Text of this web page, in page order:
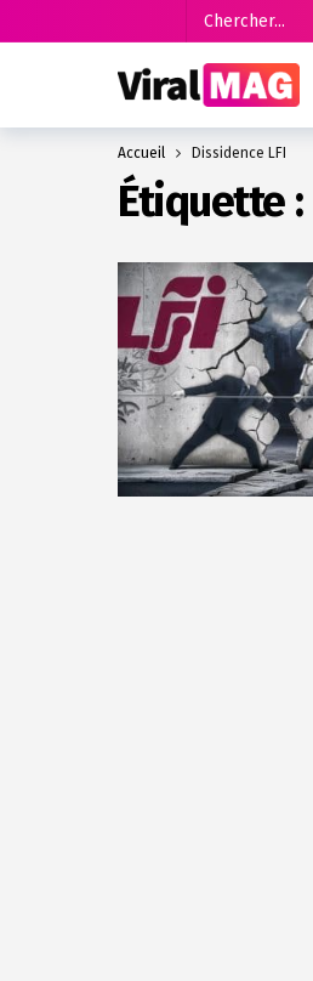
Accueil Dissidence LFI
Étiquette :